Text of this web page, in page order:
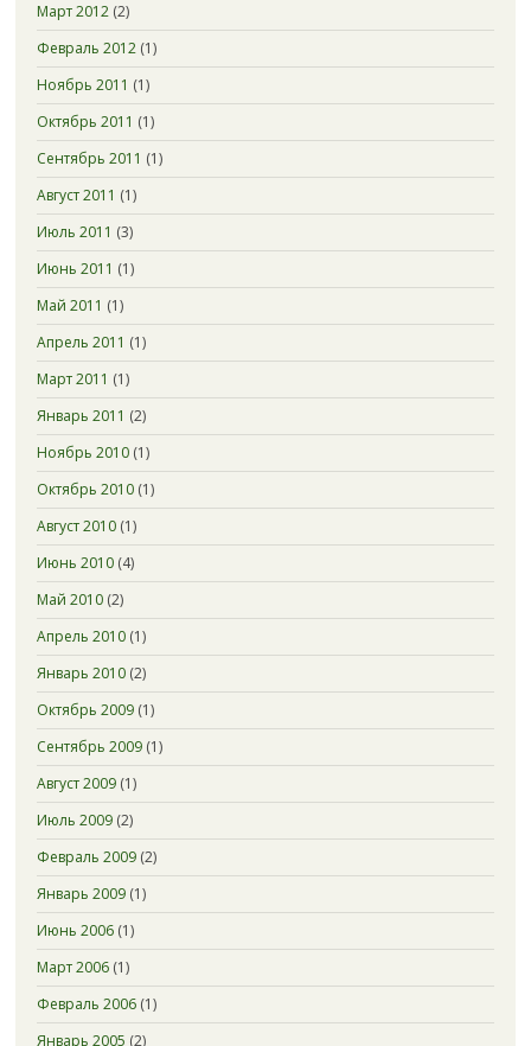
Март 2012(2)
Февраль 2012(1)
Ноябрь 2011 (1)
Октябрь 2011 (1)
Сентябрь 2011 (1)
Август 2011 (1)
Июль 2011 (3)
Июнь 2011 (1)
Май 2011 (1)
Апрель 2011 (1)
Март 2011 (1)
Январь 2011 (2)
Ноябрь 2010(1)
Октябрь 2010(1)
Август 2010(1)
Июнь 2010(4)
Май 2010(2)
Апрель 2010(1)
Январь 2010(2)
Октябрь 2009(1)
Сентябрь 2009(1)
Август 2009(1)
Июль 2009(2)
Февраль 2009(2)
Январь 2009(1)
Июнь 2006(1)
Март 2006(1)
Февраль 2006(1)
Январь 2005 (2)